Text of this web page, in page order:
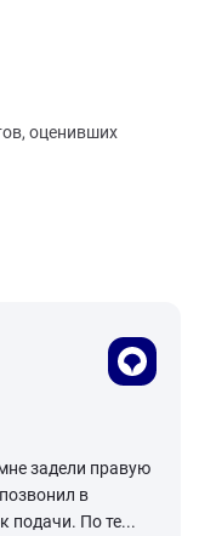
оценивших
задели правую
в
подачи. По те...